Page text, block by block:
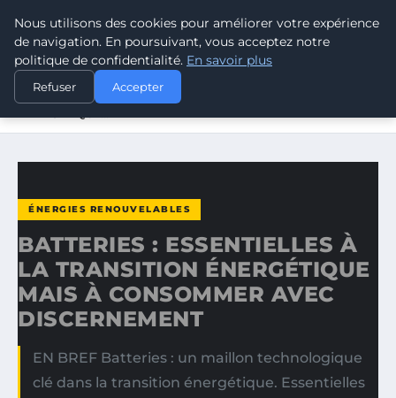
CLIMATE GUARDIAN
ACCUEIL
ÉNERGIES RENOUVELABLES
BATTERIES : ESSENTIELLES À LA TRANSITION
ÉNERGIES RENOUVELABLES
BATTERIES : ESSENTIELLES À
LA TRANSITION ÉNERGÉTIQUE
MAIS À CONSOMMER AVEC
DISCERNEMENT
EN BREF Batteries : un maillon technologique
clé dans la transition énergétique. Essentielles
Nous utilisons des cookies pour améliorer votre expérience
de navigation. En poursuivant, vous acceptez notre
politique de confidentialité. En savoir plus
Refuser Accepter